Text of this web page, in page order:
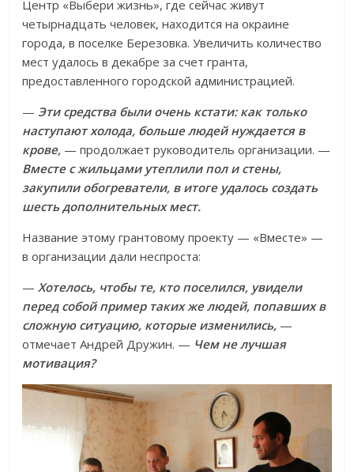
Центр «Выбери жизнь», где сейчас живут
четырнадцать человек, находится на окраине
города, в поселке Березовка. Увеличить количество
мест удалось в декабре за счет гранта,
предоставленного городской администрацией.
— Эти средства были очень кстати: как только
наступают холода, больше людей нуждается в
крове, — продолжает руководитель организации. —
Вместе с жильцами утеплили пол и стены,
закупили обогреватели, в итоге удалось создать
шесть дополнительных мест.
Название этому грантовому проекту — «Вместе» —
в организации дали неспроста:
— Хотелось, чтобы те, кто поселился, увидели
перед собой пример таких же людей, попавших в
сложную ситуацию, которые изменились, —
отмечает Андрей Дружин. — Чем не лучшая
мотивация?